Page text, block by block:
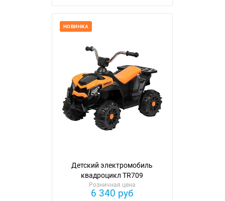
НОВИНКА
Детский электромобиль
квадроцикл TR709
Розничная цена
6 340 руб